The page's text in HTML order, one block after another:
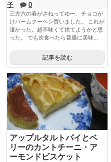
子
0
三方六の春がさねってゆー、チョコが
けバームクーヘン買いました。 これが
凄かった。超不味くて捨てようかと思
った。 でも次食べたら普通に美味...
記事を読む
アップルタルトパイとベ
リーのカントチーニ・ア
ーモンドビスケット